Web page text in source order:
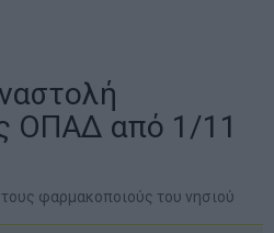
ΟΠΑΔ από 1/11
φαρμακοποιούς του νησιού